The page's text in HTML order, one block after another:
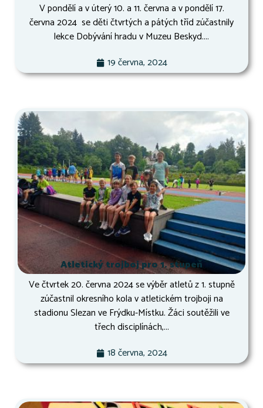
V pondělí a v úterý 10. a 11. června a v pondělí 17.
června 2024 se děti čtvrtých a pátých tříd zúčastnily
lekce Dobývání hradu v Muzeu Beskyd....
19 června, 2024
Atletický trojboj pro 1. stupeň
Ve čtvrtek 20. června 2024 se výběr atletů z 1. stupně
zúčastnil okresního kola v atletickém trojboji na
stadionu Slezan ve Frýdku-Místku. Žáci soutěžili ve
třech disciplínách,...
18 června, 2024